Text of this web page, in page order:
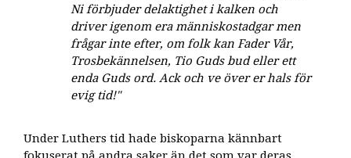
Ni förbjuder delaktighet i kalken och
driver igenom era människostadgar men
frågar inte efter, om folk kan Fader Vår,
Trosbekännelsen, Tio Guds bud eller ett
enda Guds ord. Ack och ve över er hals för
evig tid!"
Under Luthers tid hade biskoparna kännbart